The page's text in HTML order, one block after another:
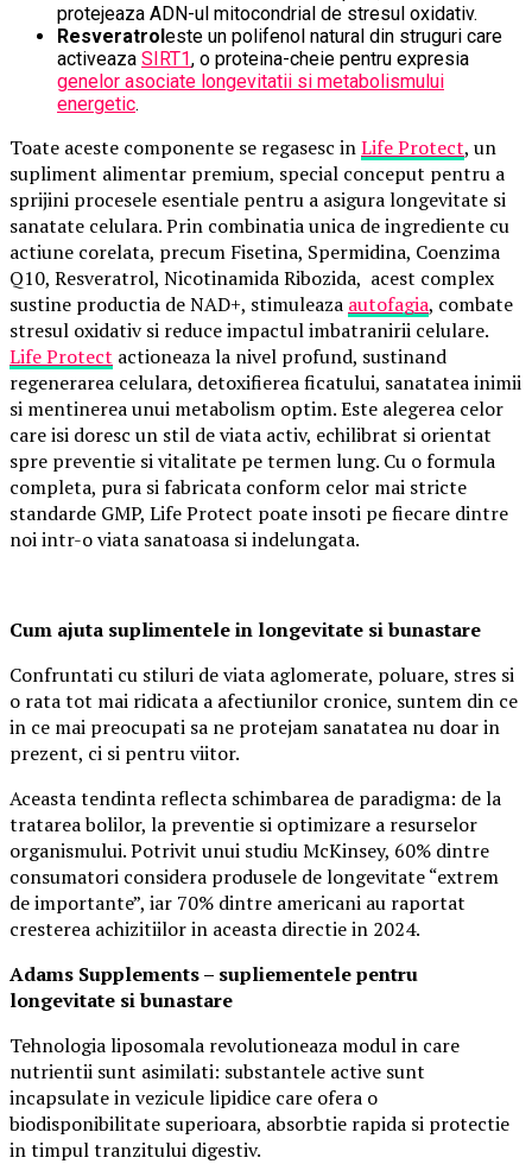
protejeaza ADN-ul mitocondrial de stresul oxidativ.
Resveratroleste un polifenol natural din struguri care
activeaza SIRT1, o proteina-cheie pentru expresia
genelor asociate longevitatii si metabolismului
energetic.
Toate aceste componente se regasesc inLife Protect, un
supliment alimentar premium, special conceput pentru a
sprijini procesele esentiale pentru a asigura longevitate si
sanatate celulara. Prin combinatia unica de ingrediente cu
actiune corelata, precum Fisetina, Spermidina, Coenzima
Q10, Resveratrol, Nicotinamida Ribozida, acest complex
sustine productia de NAD+, stimuleaza autofagia, combate
stresul oxidativ si reduce impactul imbatranirii celulare.
Life Protect actioneaza la nivel profund, sustinand
regenerarea celulara, detoxifierea ficatului, sanatatea inimii
si mentinerea unui metabolism optim. Este alegerea celor
care isi doresc un stil de viata activ, echilibrat si orientat
spre preventie si vitalitate pe termen lung. Cu o formula
completa, pura si fabricata conform celor mai stricte
standarde GMP, Life Protect poate insoti pe fiecare dintre
noi intr-o viata sanatoasa si indelungata.
Cum ajuta suplimentele in longevitate si bunastare
Confruntati cu stiluri de viata aglomerate, poluare, stres si
o rata tot mai ridicata a afectiunilor cronice, suntem din ce
in ce mai preocupati sa ne protejam sanatatea nu doar in
prezent, ci si pentru viitor.
Aceasta tendinta reflecta schimbarea de paradigma: de la
tratarea bolilor, la preventie si optimizare a resurselor
organismului. Potrivit unui studiu McKinsey, 60% dintre
consumatori considera produsele de longevitate “extrem
de importante”, iar 70% dintre americani au raportat
cresterea achizitiilor in aceasta directie in 2024.
Adams Supplements – supliementelepentru
longevitate si bunastare
Tehnologia liposomala revolutioneaza modul in care
nutrientii sunt asimilati: substantele active sunt
incapsulate in vezicule lipidice care ofera o
biodisponibilitate superioara, absorbtie rapida si protectie
in timpul tranzitului digestiv.